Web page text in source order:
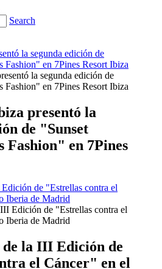
Search
la segunda edición de
Fashion" en 7Pines Resort Ibiza
presentó la
de "Sunset
Fashion" en 7Pines
de "Estrellas contra el
Iberia de Madrid
de la III Edición de
el Cáncer" en el